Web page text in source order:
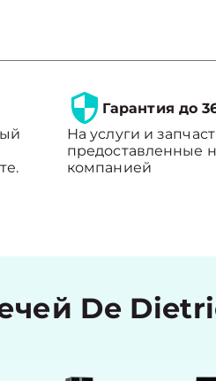
Гарантия до
На услуги и
предоставленные
компанией
De